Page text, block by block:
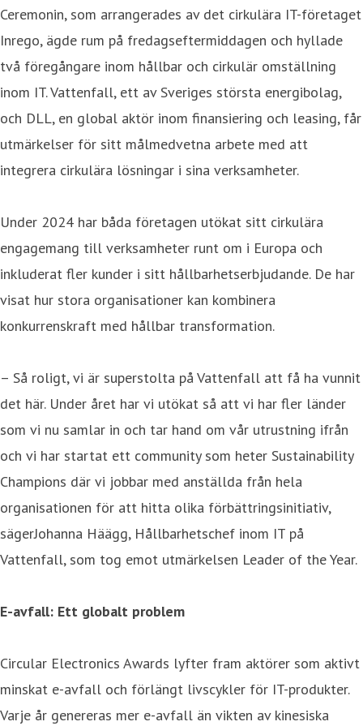
Ceremonin, som arrangerades av det cirkulära IT-företaget
Inrego, ägde rum på fredagseftermiddagen och hyllade
två föregångare inom hållbar och cirkulär omställning
inom IT. Vattenfall, ett av Sveriges största energibolag,
och DLL, en global aktör inom finansiering och leasing, får
utmärkelser för sitt målmedvetna arbete med att
integrera cirkulära lösningar i sina verksamheter.
Under 2024 har båda företagen utökat sitt cirkulära
engagemang till verksamheter runt om i Europa och
inkluderat fler kunder i sitt hållbarhetserbjudande. De har
visat hur stora organisationer kan kombinera
konkurrenskraft med hållbar transformation.
– Så roligt, vi är superstolta på Vattenfall att få ha vunnit
det här. Under året har vi utökat så att vi har fler länder
som vi nu samlar in och tar hand om vår utrustning ifrån
och vi har startat ett community som heter Sustainability
Champions där vi jobbar med anställda från hela
organisationen för att hitta olika förbättringsinitiativ,
sägerJohanna Häägg, Hållbarhetschef inom IT på
Vattenfall, som tog emot utmärkelsen Leader of the Year.
E-avfall: Ett globalt problem
Circular Electronics Awards lyfter fram aktörer som aktivt
minskat e-avfall och förlängt livscykler för IT-produkter.
Varje år genereras mer e-avfall än vikten av kinesiska